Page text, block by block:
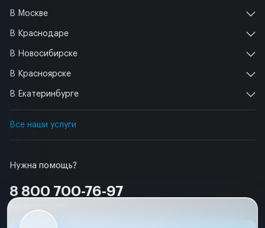
Нужна помощь?
8 800 700-76-97
В Москве
В Краснодаре
В Новосибирске
В Красноярске
В Екатеринбурге
Все наши услуги